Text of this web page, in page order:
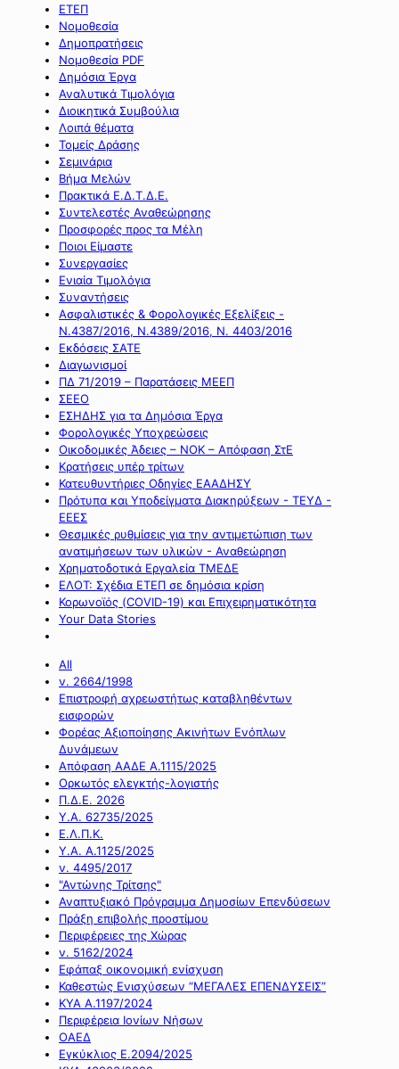
ΕΤΕΠ
Νομοθεσία
Δημοπρατήσεις
Νομοθεσία PDF
Δημόσια Έργα
Αναλυτικά Τιμολόγια
Διοικητικά Συμβούλια
Λοιπά θέματα
Τομείς Δράσης
Σεμινάρια
Βήμα Μελών
Πρακτικά Ε.Δ.Τ.Δ.Ε.
Συντελεστές Αναθεώρησης
Προσφορές προς τα Μέλη
Ποιοι Είμαστε
Συνεργασίες
Ενιαία Τιμολόγια
Συναντήσεις
Ασφαλιστικές & Φορολογικές Εξελίξεις -
Ν.4387/2016, Ν.4389/2016, Ν. 4403/2016
Εκδόσεις ΣΑΤΕ
Διαγωνισμοί
ΠΔ 71/2019 – Παρατάσεις ΜΕΕΠ
ΣΕΕΟ
ΕΣΗΔΗΣ για τα Δημόσια Έργα
Φορολογικές Υποχρεώσεις
Οικοδομικές Άδειες – ΝΟΚ – Απόφαση ΣτΕ
Κρατήσεις υπέρ τρίτων
Κατευθυντήριες Οδηγίες ΕΑΑΔΗΣΥ
Πρότυπα και Υποδείγματα Διακηρύξεων - ΤΕΥΔ -
ΕΕΕΣ
Θεσμικές ρυθμίσεις για την αντιμετώπιση των
ανατιμήσεων των υλικών - Αναθεώρηση
Χρηματοδοτικά Εργαλεία ΤΜΕΔΕ
ΕΛΟΤ: Σχέδια ΕΤΕΠ σε δημόσια κρίση
Κορωνοϊός (COVID-19) και Επιχειρηματικότητα
Your Data Stories
All
ν. 2664/1998
Επιστροφή αχρεωστήτως καταβληθέντων
εισφορών
Φορέας Αξιοποίησης Ακινήτων Ενόπλων
Δυνάμεων
Απόφαση ΑΑΔΕ Α.1115/2025
Ορκωτός ελεγκτής-λογιστής
Π.Δ.Ε. 2026
Υ.Α. 62735/2025
Ε.Λ.Π.Κ.
Υ.Α. Α.1125/2025
ν. 4495/2017
"Αντώνης Τρίτσης"
Αναπτυξιακό Πρόγραμμα Δημοσίων Επενδύσεων
Πράξη επιβολής προστίμου
Περιφέρειες της Χώρας
ν. 5162/2024
Εφάπαξ οικονομική ενίσχυση
Καθεστώς Ενισχύσεων “ΜΕΓΑΛΕΣ ΕΠΕΝΔΥΣΕΙΣ”
ΚΥΑ Α.1197/2024
Περιφέρεια Ιονίων Νήσων
ΟΑΕΔ
Εγκύκλιος Ε.2094/2025